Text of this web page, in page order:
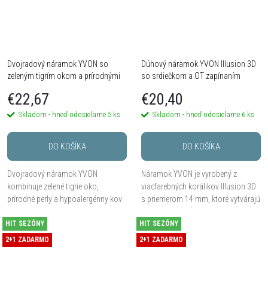
Dvojradový náramok YVON so
zeleným tigrím okom a prírodnými
€22,67
Skladom - hneď odosielame 5 ks
DO KOŠÍKA
Dvojradový náramok YVON
kombinuje zelené tigrie oko,
prírodné perly a hypoalergénny kov
ale stále prirodzene nositeľným
vzhľadom. Vďaka...
Dúhový náramok YVON Illusion 3D
so srdiečkom a OT zapínaním
€20,40
Skladom - hneď odosielame 6 ks
DO KOŠÍKA
Náramok YVON je vyrobený z
viacfarebných korálikov Illusion 3D
s priemerom 14 mm, ktoré vytvárajú
vnútorného lesku. Roztiahnuteľné
prevedenie,...
HIT SEZÓNY
2+1 ZADARMO
HIT SEZÓNY
2+1 ZADARMO